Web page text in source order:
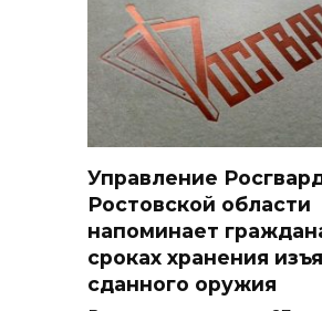
Управление
Ростовской области
напоминает
сроках хранения
сданного оружия